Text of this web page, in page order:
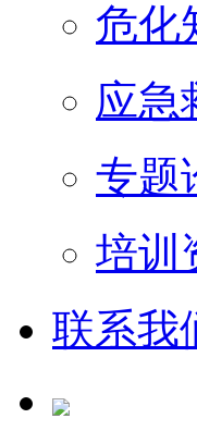
危化
应急
专题
培训
联系我